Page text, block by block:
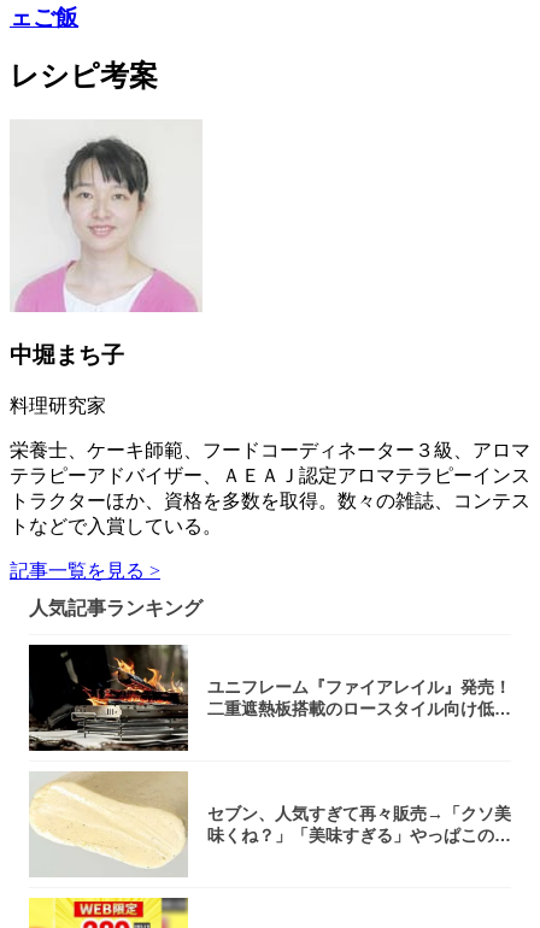
ェご飯
レシピ考案
中堀まち子
料理研究家
栄養士、ケーキ師範、フードコーディネーター３級、アロマ
テラピーアドバイザー、ＡＥＡＪ認定アロマテラピーインス
トラクターほか、資格を多数を取得。数々の雑誌、コンテス
トなどで入賞している。
記事一覧を見る >
人気記事ランキング
ユニフレーム『ファイアレイル』発売！
二重遮熱板搭載のロースタイル向け低型
セブン、人気すぎて再々販売→「クソ美
味くね？」「美味すぎる」やっぱこのク